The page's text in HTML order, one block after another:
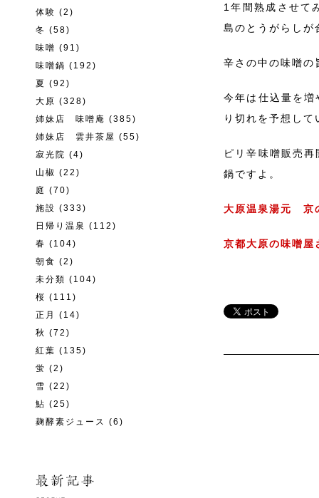
体験 (2)
冬 (58)
味噌 (91)
味噌鍋 (192)
夏 (92)
大原 (328)
姉妹店 味噌庵 (385)
姉妹店 雲井茶屋 (55)
寂光院 (4)
山椒 (22)
庭 (70)
施設 (333)
日帰り温泉 (112)
春 (104)
朝食 (2)
未分類 (104)
桜 (111)
正月
(14)
秋 (72)
紅葉 (135)
蛍 (2)
雪 (22)
鮎 (25)
麹酵素ジュース (6)
1年間熟成させて
島のとうがらしが
辛さの中の味噌の
今年は仕込量を
り切れを予想して
ピリ辛味噌販売
鍋ですよ。
大原温泉湯元 京
京都大原の味噌